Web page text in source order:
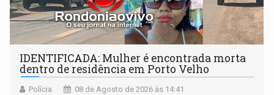
IDENTIFICADA: Mulher é encontrada morta
dentro de residência em Porto Velho
Polícia 08 de Agosto de 2026 às 14:41